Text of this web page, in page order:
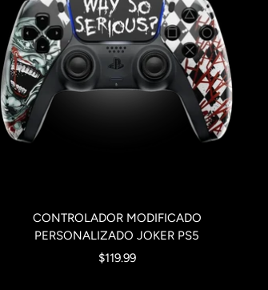
CONTROLADOR MODIFICADO
PERSONALIZADO JOKER PS5
Precio
$119.99